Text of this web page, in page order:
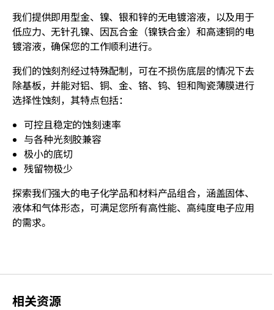
我们提供即用型金、镍、银和锌的无电镀溶液，以及用于
低应力、无针孔镍、因瓦合金（镍铁合金）和高速铜的电
镀溶液，确保您的工作顺利进行。
我们的蚀刻剂经过特殊配制，可在不损伤底层的情况下去
除基板，并能对铝、铜、金、铬、钨、钽和陶瓷薄膜进行
选择性蚀刻，其特点包括：
可控且稳定的蚀刻速率
与各种光刻胶兼容
极小的底切
残留物极少
探索我们强大的电子化学品和材料产品组合，涵盖固体、
液体和气体形态，可满足您所有高性能、高纯度电子应用
的需求。
相关资源